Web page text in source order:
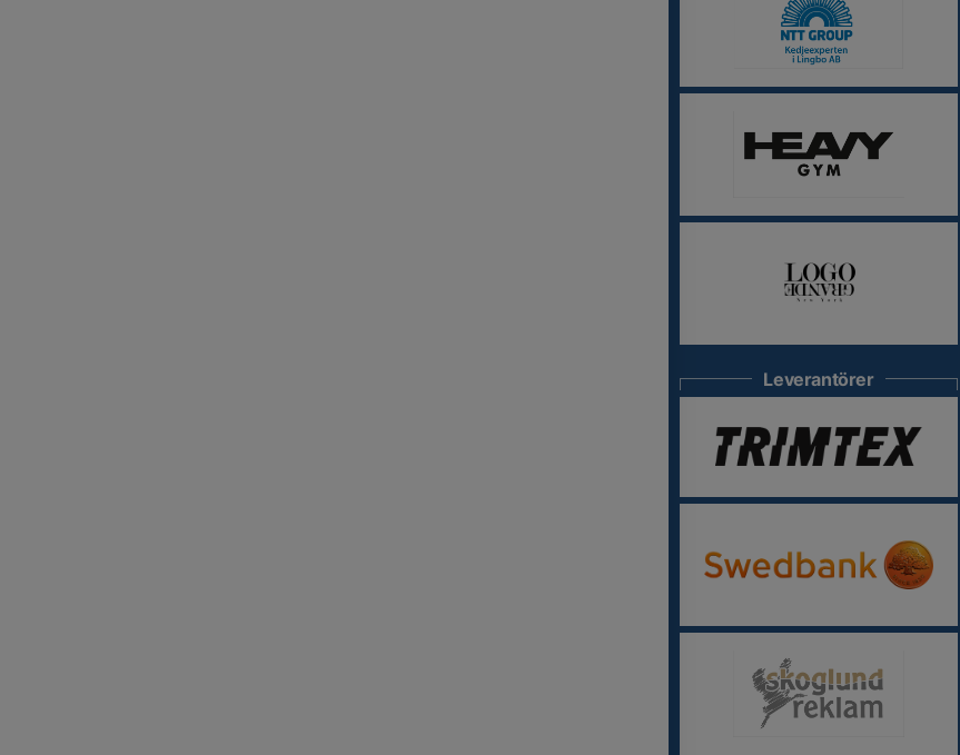
Leverantörer